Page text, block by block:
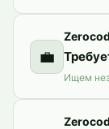
💼